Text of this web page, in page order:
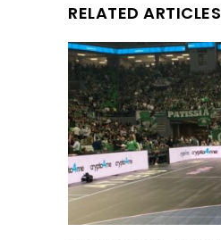
RELATED ARTICLES